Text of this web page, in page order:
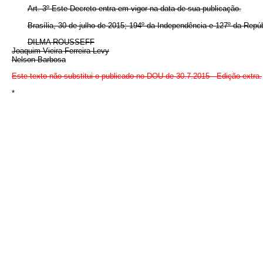
Art. 3º Este Decreto entra em vigor na data de sua publicação.
Brasília, 30 de julho de 2015; 194º da Independência e 127º da
DILMA ROUSSEFF
Joaquim Vieira Ferreira Levy
Nelson Barbosa
Este texto não substitui o publicado no DOU de 30.7.2015 - Edição extra.
*